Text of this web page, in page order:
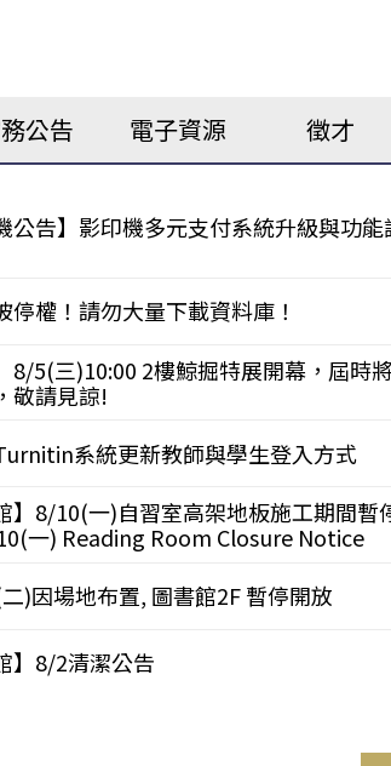
公告 電子資源 徵才
公告】影印機多元支付系統升級與功
停權！請勿大量下載資料庫！
8/5(三)10:00 2樓鯨掘特展開幕，屆時
敬請見諒!
系統更新教師與學生登入方式
】8/10(一)自習室高架地板施工期間暫
一) Reading Room Closure Notice
)因場地布置, 圖書館2F 暫停開放
】8/2清潔公告